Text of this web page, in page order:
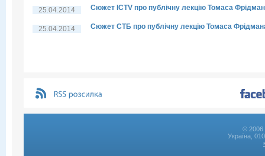
25.04.2014 Сюжет ICTV про публічну лекцію Томаса
25.04.2014 Сюжет СТБ про публічну лекцію Томаса
© 2006
Україна,